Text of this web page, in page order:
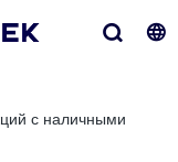
с наличными